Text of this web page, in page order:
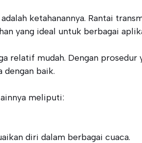
ketahanannya. Rantai
yang ideal untuk berbagai
relatif mudah. Dengan
dengan baik.
meliputi:
diri dalam berbagai cuaca.